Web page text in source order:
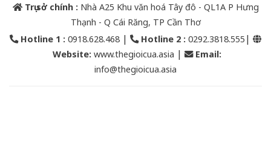
Trụ sở chính : Nhà A25 Khu văn hoá Tây đô - QL1A P Hưng
Thạnh - Q Cái Răng, TP Cần Thơ
Hotline 1 : 0918.628.468 | Hotline 2 : 0292.3818.555 |
Website: www.thegioicua.asia | Email:
info@thegioicua.asia